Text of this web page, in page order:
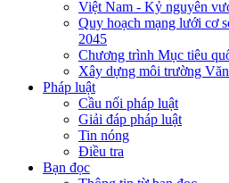
Việt Nam - Kỷ nguyên
Quy hoạch mạng lưới cơ
2045
Chương trình Mục tiêu
Xây dựng môi trường
Pháp luật
Cầu nối pháp luật
Giải đáp pháp luật
Tin nóng
Điều tra
Bạn đọc